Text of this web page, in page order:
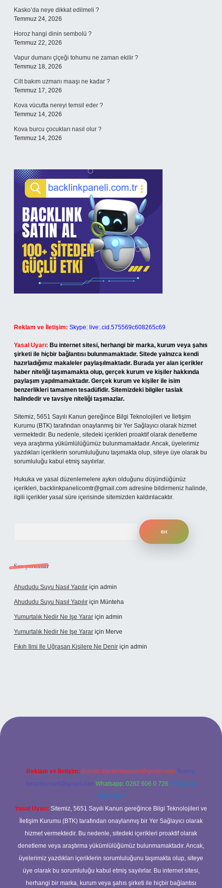
Kasko’da neye dikkat edilmeli ?
Temmuz 24, 2026
Horoz hangi dinin sembolü ?
Temmuz 22, 2026
Vapur dumanı çiçeği tohumu ne zaman ekilir ?
Temmuz 18, 2026
Cilt bakım uzmanı maaşı ne kadar ?
Temmuz 17, 2026
Kova vücutta nereyi temsil eder ?
Temmuz 14, 2026
Kova burcu çocukları nasıl olur ?
Temmuz 14, 2026
Reklam ve İletişim: Skype: live:.cid.575569c608265c69
Yasal Uyarı: Bu internet sitesi, herhangi bir marka, kurum veya şahıs
şirketi ile hiçbir bağlantısı bulunmamaktadır. Sitede yalnızca kendi
hazırladığımız makaleler paylaşılmaktadır. Burada yer alan içerikler
haber niteliği taşımamakta olup, gerçek kurum ve kişiler hakkında
paylaşım yapılmamaktadır. Gerçek kurum ve kişiler ile isim
benzerlikleri tamamen tesadüfidir. Sitemizdeki bilgiler taslak
halindedir ve tavsiye niteliği taşımazlar.
Sitemiz, 5651 Sayılı Kanun gereğince Bilgi Teknolojileri ve İletişim
Kurumu (BTK) tarafından onaylanmış bir Yer Sağlayıcı olarak hizmet
vermektedir. Bu nedenle, sitedeki içerikleri proaktif olarak denetleme
veya araştırma yükümlülüğümüz bulunmamaktadır. Ancak, üyelerimiz
yazdıkları içeriklerin sorumluluğunu taşımakta olup, siteye üye olarak bu
sorumluluğu kabul etmiş sayılırlar.
Hukuka ve yasal düzenlemelere aykırı olduğunu düşündüğünüz
içerikleri, backlinkpanelicomtr@gmail.com adresine bildirmeniz halinde,
ilgili içerikler yasal süre içerisinde sitemizden kaldırılacaktır.
Son yorumlar
Ahududu Suyu Nasıl Yapılır için admin
Ahududu Suyu Nasıl Yapılır için Münteha
Yumurtalık Nedir Ne Işe Yarar için admin
Yumurtalık Nedir Ne Işe Yarar için Merve
Fıkıh Ilmi Ile Uğraşan Kişilere Ne Denir için admin
Reklam ve İletişim: E-mail: backlinkpaneli@gmail.com Teams:
forumhizmeti@gmail.com Whatsapp: 0262 606 0 726 Telegram:
@karabul
Yasal Uyarı: Sitemiz, 5651 Sayılı Kanun gereğince Bilgi Teknolojileri ve
İletişim Kurumu (BTK) tarafından onaylanmış bir Yer Sağlayıcı olarak
hizmet vermektedir. Bu nedenle, sitedeki içerikleri proaktif olarak
denetleme veya araştırma yükümlülüğümüz bulunmamaktadır. Ancak,
üyelerimiz yazdıkları içeriklerin sorumluluğunu taşımakta olup, siteye
üye olarak bu sorumluluğu kabul etmiş sayılırlar. Bu internet sitesi,
herhangi bir marka, kurum veya şahıs şirketi ile hiçbir bağlantısı